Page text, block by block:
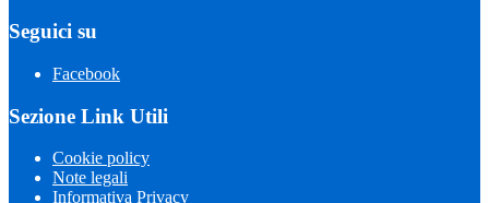
Seguici su
Facebook
Sezione Link Utili
Cookie policy
Note legali
Informativa Privacy